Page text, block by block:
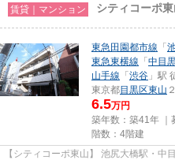
賃貸｜マンション シティコーポ東
東急田園都市線 「
東急東横線 「 中目
山手線 「 渋谷 」駅
東京都目黒区東山
6.5万円
築年数：築41年 ｜
階数：4階建
【シティコーポ東山】 池尻大橋駅・